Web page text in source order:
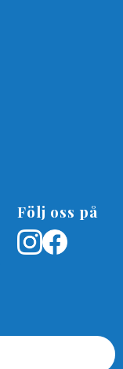
Följ oss på